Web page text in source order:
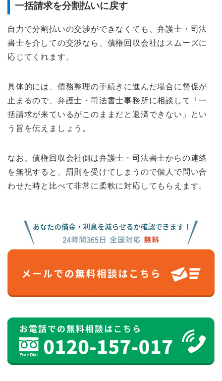
一括請求を分割払いに戻す
自力で分割払いの交渉ができなくても、弁護士・司法
書士を介しての交渉なら、債権回収会社はスムーズに
応じてくれます。
具体的には、債務整理の手続きに進んだ場合に督促が
止まるので、弁護士・司法書士事務所に相談して「一
括請求が来ているがこのままだと返済できない」とい
う旨を伝えましょう。
なお、債権回収会社側は弁護士・司法書士からの連絡
を無視すると、罰則を受けてしまうので個人で問い合
わせた時と比べて非常に柔軟に対応してもらえます。